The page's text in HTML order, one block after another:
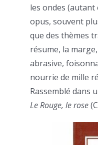
les ondes (autant
opus, souvent
que des thèmes
résume, la
abrasive,
nourrie de mille
Rassemblé dans
Le Rouge, le rose